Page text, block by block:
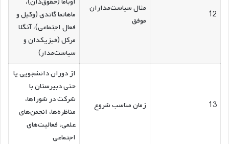
12
مثال سیاست‌مداران
موفق
ماهاتما گاندی (وکیل و
فعال اجتماعی)، آنگلا
مرکل (فیزیکدان و
سیاست‌مدار)
13 زمان مناسب شروع
از دوران دانشجویی یا
حتی دبیرستان با
شرکت در شوراها،
مناظره‌ها، انجمن‌های
علمی، فعالیت‌های
اجتماعی